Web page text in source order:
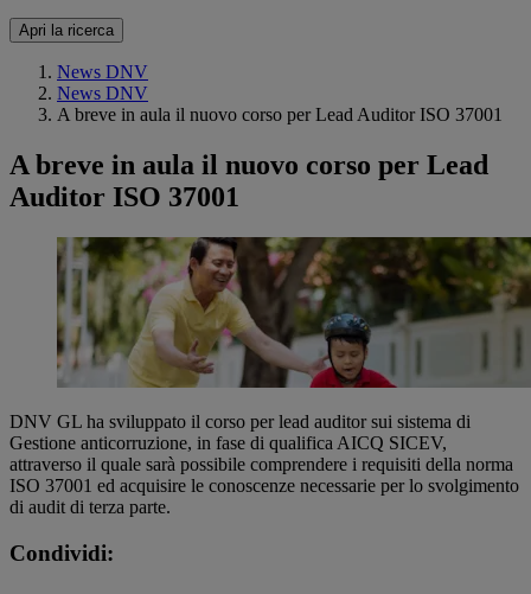
Apri la ricerca
News DNV
News DNV
A breve in aula il nuovo corso per Lead Auditor ISO 37001
A breve in aula il nuovo corso per Lead
Auditor ISO 37001
DNV GL ha sviluppato il corso per lead auditor sui sistema di
Gestione anticorruzione, in fase di qualifica AICQ SICEV,
attraverso il quale sarà possibile comprendere i requisiti della norma
ISO 37001 ed acquisire le conoscenze necessarie per lo svolgimento
di audit di terza parte.
Condividi: